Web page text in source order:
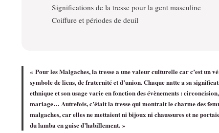
Significations de la tresse pour la gent masculine
Coiffure et périodes de deuil
« Pour les Malgaches, la tresse a une valeur culturelle car c’est un
symbole de liens, de fraternité et d’union. Chaque natte a sa
ethnique et son usage varie en fonction des évènements :
mariage… Autrefois, c’était la tresse qui montrait le charme des
malgaches, car elles ne mettaient ni bijoux ni chaussures et ne
du lamba en guise d’habillement. »